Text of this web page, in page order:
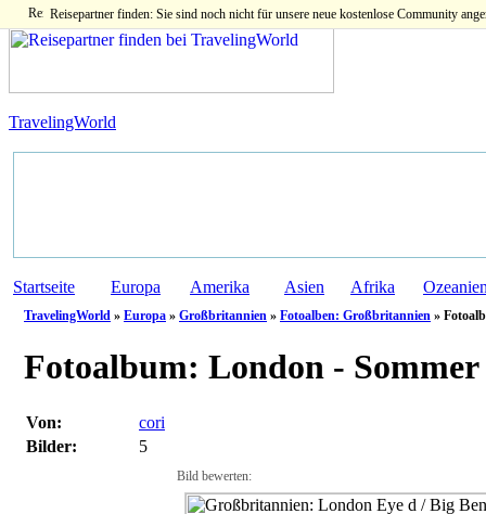
Reisepartner finden: Sie sind noch nicht für unsere neue kostenlose Community
TravelingWorld
Startseite Europa Amerika Asien Afrika
TravelingWorld » Europa » Großbritannien » Fotoalben: Großbritannien »
Fotoalbum: London -
Von:
cori
Bilder:
5
Bild bewerten: